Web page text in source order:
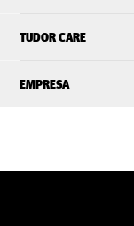
TUDOR CARE
EMPRESA